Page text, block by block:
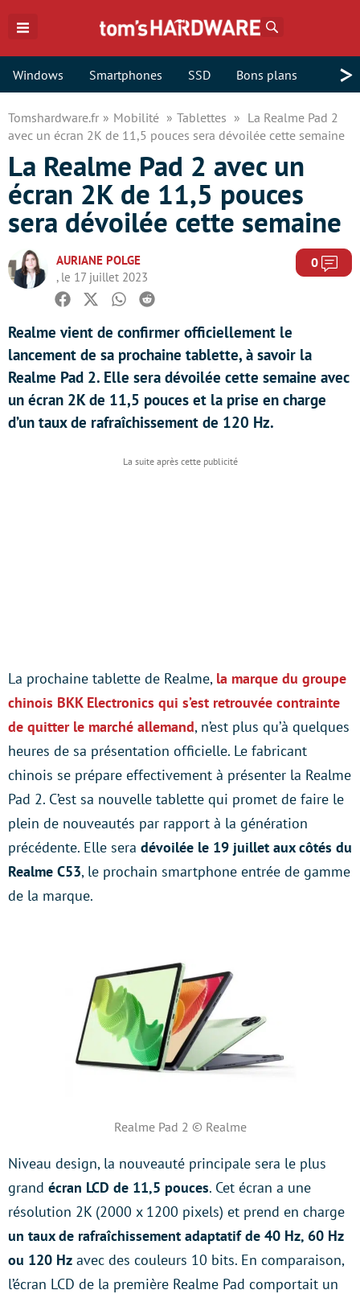
Windows Smartphones SSD Bons plans >
Tomshardware.fr Mobilité Tablettes
La Realme Pad 2
avec un écran 2K de 11,5 pouces sera dévoilée cette semaine
La Realme Pad 2 avec un
écran 2K de 11,5 pouces
sera dévoilée cette semaine
AURIANE POLGE
, le 17 juillet 2023
0
Facebook
TwitterWhatsapp
Reddit
Realme vient de confirmer officiellement le
lancement de sa prochaine tablette, à savoir la
Realme Pad 2. Elle sera dévoilée cette semaine avec
un écran 2K de 11,5 pouces et la prise en charge
d’un taux de rafraîchissement de 120 Hz.
La prochaine tablette de Realme, la marque du groupe
chinois BKK Electronics qui s’est retrouvée contrainte
de quitter le marché allemand, n’est plus qu’à quelques
heures de sa présentation officielle. Le fabricant
chinois se prépare effectivement à présenter la Realme
Pad 2. C’est sa nouvelle tablette qui promet de faire le
plein de nouveautés par rapport à la génération
précédente. Elle sera dévoilée le 19 juillet aux côtés du
Realme C53, le prochain smartphone entrée de gamme
de la marque.
Realme Pad 2 © Realme
Niveau design, la nouveauté principale sera le plus
grand écran LCD de 11,5 pouces. Cet écran a une
résolution 2K (2000 x 1200 pixels) et prend en charge
un taux de rafraîchissement adaptatif de 40 Hz, 60 Hz
ou 120 Hz avec des couleurs 10 bits. En comparaison,
l’écran LCD de la première Realme Pad comportait un